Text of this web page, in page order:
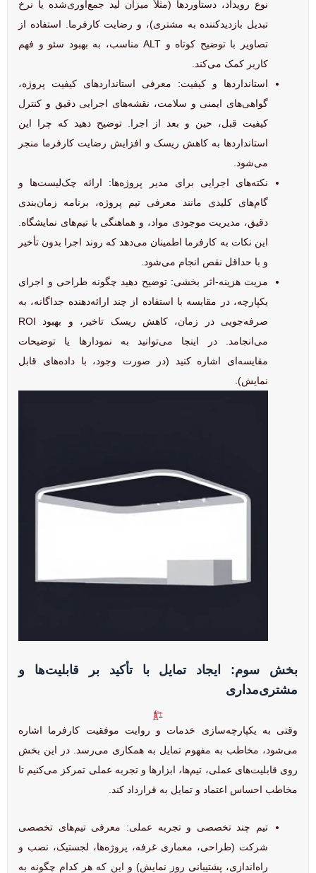
نوع رویداد، دستاوردها (مثلاً میزان لید جمع‌آوری‌شده یا نرخ
تبدیل بازدیدکننده به مشتری)، و رضایت کارفرما. استفاده از
تصاویر با توضیح کوتاه و ALT مناسب، به بهبود سئو و فهم
کاربر کمک می‌کند.
استانداردها و کیفیت: معرفی استانداردهای کیفیت پروژه،
گواهی‌های ایمنی و سلامت، نقشه‌های اجرایی دقیق و کنترل
کیفیت قبل، حین و بعد از اجرا. توضیح دهید که چرا این
استانداردها به کاهش ریسک و افزایش رضایت کارفرما منجر
می‌شود.
نکته‌های اجرایی برای مدیر پروژه‌ها: ارائه چک‌لیست‌ها و
گام‌های کلیدی مانند معرفی تیم پروژه، برنامه زمان‌بندی
دقیق، مدیریت موجودی مواد، و هماهنگی با تیم‌های نمایشگاه.
این نکات به کارفرما اطمینان می‌دهد که روند اجرا بدون تأخیر
و با حداقل نقص انجام می‌شود.
مزیت هزینه-اثر بخشی: توضیح دهید چگونه طراحی و اجرای
یکپارچه، در مقایسه با استفاده از چند ارائه‌دهنده جداگانه، به
صرفه‌جویی در زمان، کاهش ریسک تاخیر، و بهبود ROI
می‌انجامد. در اینجا می‌توانید به نمودارها یا توضیحات
مقایسه‌ای اشاره کنید (در صورت وجود، با داده‌های قابل
نمایش).
بخش سوم: ایجاد تمایل با تأکید بر قابلیت‌ها و
مشتری‌مداری
وقتی به یکپارچه‌سازی خدمات و روایت موفقیت کارفرما اشاره
می‌شود، مخاطب به مفهوم تمایل به همکاری می‌رسد. در این بخش
روی قابلیت‌های عملی، تیم‌ها، ابزارها و تجربه عملی تمرکز می‌کنیم تا
مخاطب احساس اعتماد و تمایل به قرارداد کند.
تیم چند تخصصی و تجربه عملی: معرفی تیم‌های تخصصی
شرکت (طراحی، معماری غرفه، پروژه‌ها، لجستیک، نصب و
راه‌اندازی، پشتیبانی روز نمایش) و این که هر کدام چگونه به